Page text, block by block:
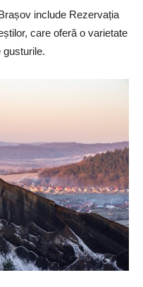
include Rezervația
care oferă o varietate
gusturile.